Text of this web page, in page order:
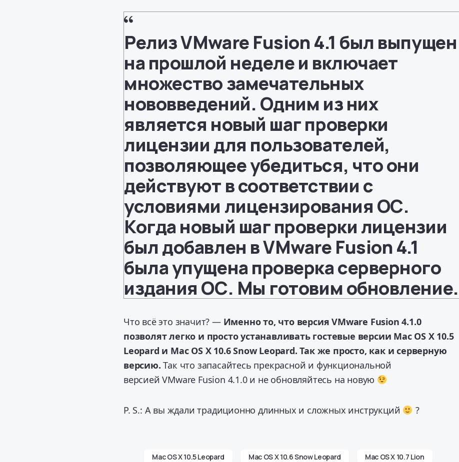
Релиз VMware Fusion 4.1 был выпущен
на прошлой неделе и включает
множество замечательных
нововведений. Одним из них
является новый шаг проверки
лицензии для пользователей,
позволяющее убедиться, что они
действуют в соответствии с
условиями лицензирования ОС.
Когда новый шаг проверки лицензии
был добавлен в VMware Fusion 4.1
была упущена проверка серверного
издания ОС. Мы готовим обновление.
Что всё это значит? — Именно то, что версия VMware Fusion 4.1.0
позволят легко и просто устанавливать гостевые версии Mac OS X 10.5
Leopard и Mac OS X 10.6 Snow Leopard. Так же просто, как и серверную
версию. Так что запасайтесь прекрасной и функциональной
версией VMware Fusion 4.1.0 и не обновляйтесь на новую
P. S.: А вы ждали традиционно длинных и сложных инструкций ?
Mac OS X 10.5 Leopard Mac OS X 10.6 Snow Leopard Mac OS X 10.7 Lion